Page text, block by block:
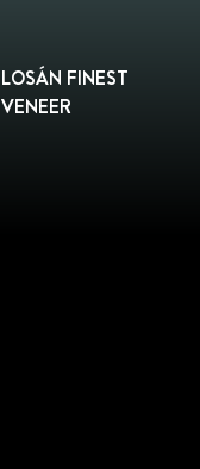
LOSÁN FINEST
VENEER